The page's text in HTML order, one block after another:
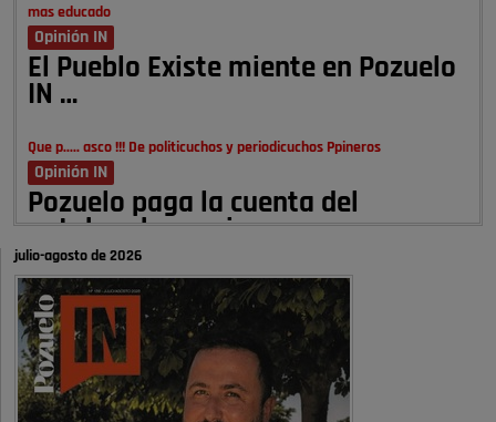
mas educado
Opinión IN
El Pueblo Existe miente en Pozuelo
IN …
Que p..... asco !!! De politicuchos y periodicuchos Ppineros
Opinión IN
Pozuelo paga la cuenta del
autobombo: casi …
Señora Alcaldesa Ud no ha vivido nunca en Pozuelo , pero yo si desde
hace más de 60 años , …
Pozuelo de Alarcón
Quejas por el deterioro de la
limpieza …
julio-agosto de 2026